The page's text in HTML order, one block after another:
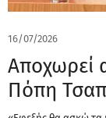
16/07/2026
Αποχωρεί
Πόπη